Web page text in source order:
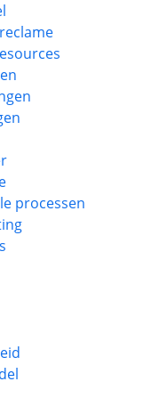
processen